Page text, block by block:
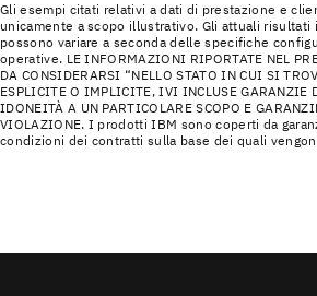
Gli esempi citati relativi a dati di prestazione e
unicamente a scopo illustrativo. Gli attuali risultati
possono variare a seconda delle specifiche
operative. LE INFORMAZIONI RIPORTATE NEL
DA CONSIDERARSI “NELLO STATO IN CUI SI
ESPLICITE O IMPLICITE, IVI INCLUSE GARANZIE
IDONEITÀ A UN PARTICOLARE SCOPO E
VIOLAZIONE. I prodotti IBM sono coperti da
condizioni dei contratti sulla base dei quali